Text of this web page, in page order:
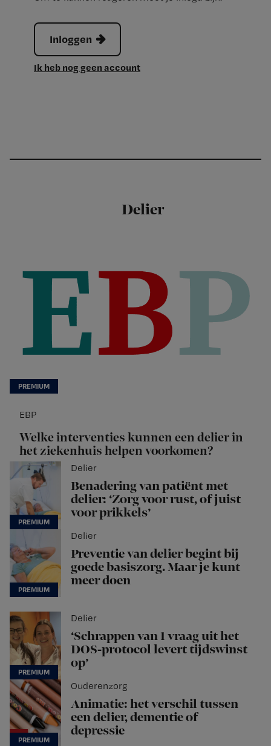
Inloggen
Ik heb nog geen account
Delier
EBP
Welke interventies kunnen een delier in
het ziekenhuis helpen voorkomen?
Delier
Benadering van patiënt met
delier: ‘Zorg voor rust, of juist
voor prikkels’
Delier
Preventie van delier begint bij
goede basiszorg. Maar je kunt
meer doen
Delier
‘Schrappen van 1 vraag uit het
DOS-protocol levert tijdswinst
op’
Ouderenzorg
Animatie: het verschil tussen
een delier, dementie of
depressie